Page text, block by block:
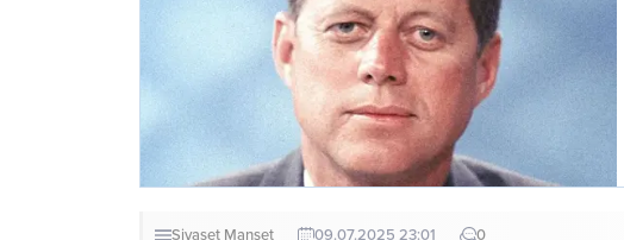
Siyaset Manşet 09.07.2025 23:01 0